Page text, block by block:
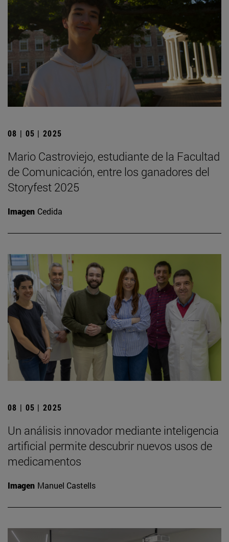
08 | 05 | 2025
Mario Castroviejo, estudiante de la Facultad
de Comunicación, entre los ganadores del
Storyfest 2025
Imagen Cedida
08 | 05 | 2025
Un análisis innovador mediante inteligencia
artificial permite descubrir nuevos usos de
medicamentos
Imagen Manuel Castells